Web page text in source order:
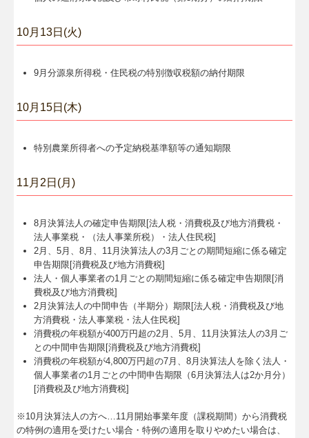
10月13日(火)
9月分源泉所得税・住民税の特別徴収税額の納付期限
10月15日(木)
特別農業所得者への予定納税基準額等の通知期限
11月2日(月)
8月決算法人の確定申告期限[法人税・消費税及び地方消費税・
法人事業税・（法人事業所税）・法人住民税]
2月、5月、8月、11月決算法人の3月ごとの期間短縮に係る確定
申告期限[消費税及び地方消費税]
法人・個人事業者の1月ごとの期間短縮に係る確定申告期限[消
費税及び地方消費税]
2月決算法人の中間申告（半期分）期限[法人税・消費税及び地
方消費税・法人事業税・法人住民税]
消費税の年税額が400万円超の2月、5月、11月決算法人の3月ご
との中間申告期限[消費税及び地方消費税]
消費税の年税額が4,800万円超の7月、8月決算法人を除く法人・
個人事業者の1月ごとの中間申告期限（6月決算法人は2か月分）
[消費税及び地方消費税]
※10月決算法人の方へ…11月開始事業年度（課税期間）から消費税
の特例の適用を受けたい場合・特例の適用を取りやめたい場合は、